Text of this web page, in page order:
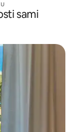
sami
gosti”